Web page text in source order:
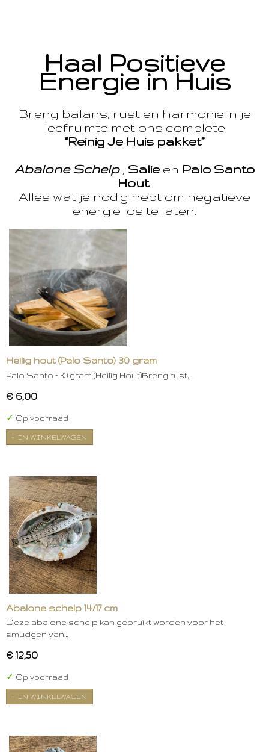
Haal Positieve
Energie in Huis
Breng balans, rust en harmonie in je
leefruimte met ons complete
“Reinig Je Huis pakket”
Abalone Schelp, Salie en Palo Santo
Hout
Alles wat je nodig hebt om negatieve
energie los te laten.
Heilig hout (Palo Santo) 30 gram
Palo Santo – 30 gram (Heilig Hout)Breng rust,…
€ 6,00
✓ Op voorraad
IN WINKELWAGEN
Abalone schelp 14/17 cm
Deze abalone schelp kan gebruikt worden voor het
smudgen van…
€ 12,50
✓ Op voorraad
IN WINKELWAGEN